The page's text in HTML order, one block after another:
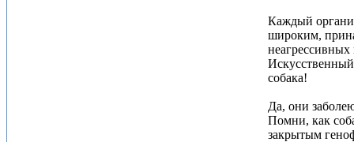
Каждый
широким,
неагрессивных
собака!
Да, они
Помни, как
закрытым